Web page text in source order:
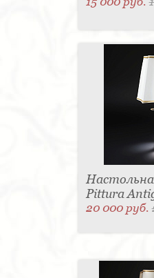
Pittura
20 000 руб.